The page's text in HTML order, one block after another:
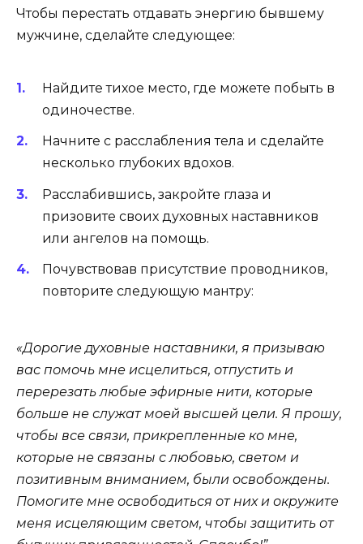
Чтобы перестать отдавать энергию бывшему
мужчине, сделайте следующее:
Найдите тихое место, где можете побыть в
одиночестве.
Начните с расслабления тела и сделайте
несколько глубоких вдохов.
Расслабившись, закройте глаза и
призовите своих духовных наставников
или ангелов на помощь.
Почувствовав присутствие проводников,
повторите следующую мантру:
«Дорогие духовные наставники, я призываю
вас помочь мне исцелиться, отпустить и
перерезать любые эфирные нити, которые
больше не служат моей высшей цели. Я прошу,
чтобы все связи, прикрепленные ко мне,
которые не связаны с любовью, светом и
позитивным вниманием, были освобождены.
Помогите мне освободиться от них и окружите
меня исцеляющим светом, чтобы защитить от